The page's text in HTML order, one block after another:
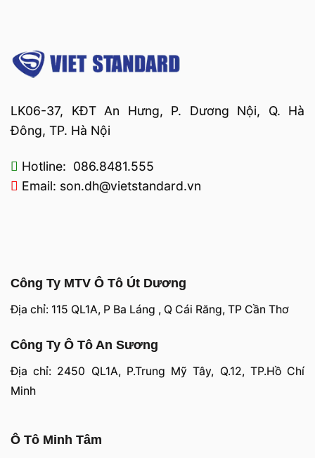
LK06-37, KĐT An Hưng, P. Dương Nội, Q. Hà
Đông, TP. Hà Nội
Hotline: 086.8481.555
Email: son.dh@vietstandard.vn
Công Ty MTV Ô Tô Út Dương
Địa chỉ: 115 QL1A, P Ba Láng , Q Cái Răng, TP Cần Thơ
Công Ty Ô Tô An Sương
Địa chỉ: 2450 QL1A, P.Trung Mỹ Tây, Q.12, TP.Hồ Chí
Minh
Ô Tô Minh Tâm